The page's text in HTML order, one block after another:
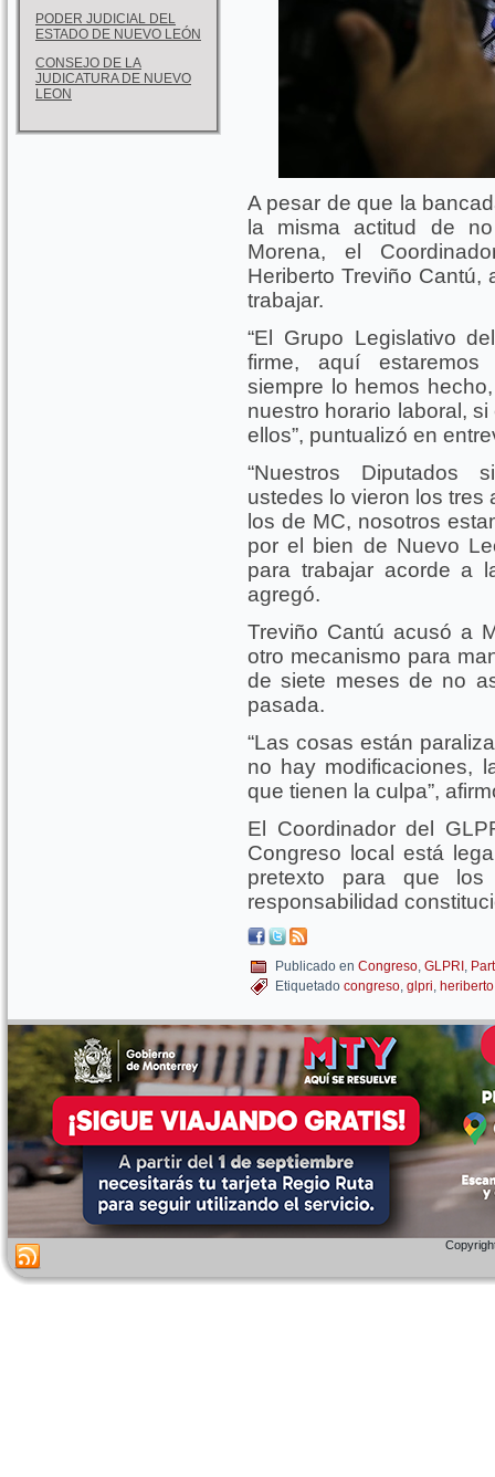
PODER JUDICIAL DEL
ESTADO DE NUEVO LEÓN
CONSEJO DE LA
JUDICATURA DE NUEVO
LEON
A pesar de que la
la misma actitud de
Morena, el
Heriberto Treviño Cantú,
trabajar.
“El Grupo Legislativo
firme, aquí
siempre lo hemos
nuestro horario laboral,
ellos”, puntualizó en
“Nuestros Diputados
ustedes lo vieron los
los de MC, nosotros
por el bien de Nuevo
para trabajar acorde a
agregó.
Treviño Cantú acusó a
otro mecanismo para
de siete meses de no
pasada.
“Las cosas están
no hay modificaciones,
que tienen la culpa”,
El Coordinador del
Congreso local está
pretexto para que
responsabilidad
Publicado en Congreso, GLPRI ,
Etiquetado congreso, glpri,